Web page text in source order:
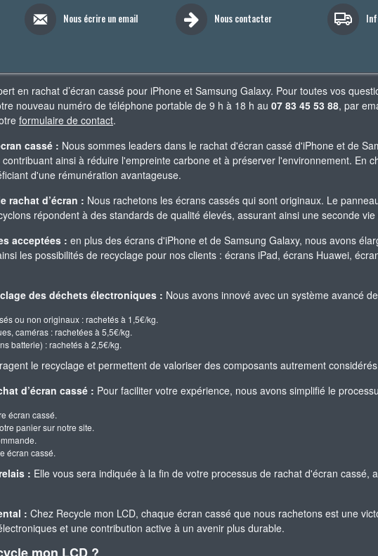
Nous écrire un email Nous contacter
en rachat d’écran cassé pour iPhone et Samsung Galaxy. Pour toutes vos
nouveau numéro de téléphone portable de 9 h à 18 h au 07 83 45 53 88, par
formulaire de contact.
cassé : Nous sommes leaders dans le rachat d'écran cassé d'iPhone et de
ainsi à réduire l'empreinte carbone et à préserver l'environnement. En
d'une rémunération avantageuse.
rachat d’écran : Nous rachetons les écrans cassés qui sont originaux. Le
répondent à des standards de qualité élevés, assurant ainsi une seconde vie
acceptées : en plus des écrans d'iPhone et de Samsung Galaxy, nous avons
les possibilités de recyclage pour nos clients : écrans iPad, écrans Huawei,
des déchets électroniques : Nous avons innové avec un système avancé
ou non originaux : rachetés à 1,5€/kg.
caméras : rachetées à 5,5€/kg.
batterie) : rachetés à 2,5€/kg.
le recyclage et permettent de valoriser des composants autrement
d’écran cassé : Pour faciliter votre expérience, nous avons simplifié le
écran cassé.
panier sur notre site.
écran cassé.
: Elle vous sera indiquée à la fin de votre processus de rachat d'écran
: Chez Recycle mon LCD, chaque écran cassé que nous rachetons est une
et une contribution active à un avenir plus durable.